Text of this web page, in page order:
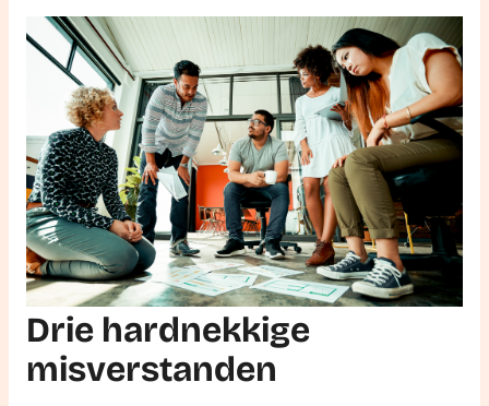
Drie hardnekkige
misverstanden